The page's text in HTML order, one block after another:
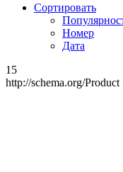
Сортировать
Номер
Дата
15
http://schema.org/Product